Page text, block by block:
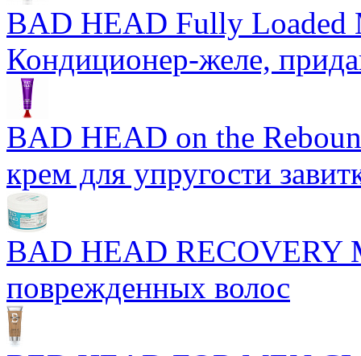
BAD HEAD Fully Loaded
Кондиционер-желе,
BAD HEAD on the
крем для упругости
BAD HEAD RECOVERY
поврежденных волос